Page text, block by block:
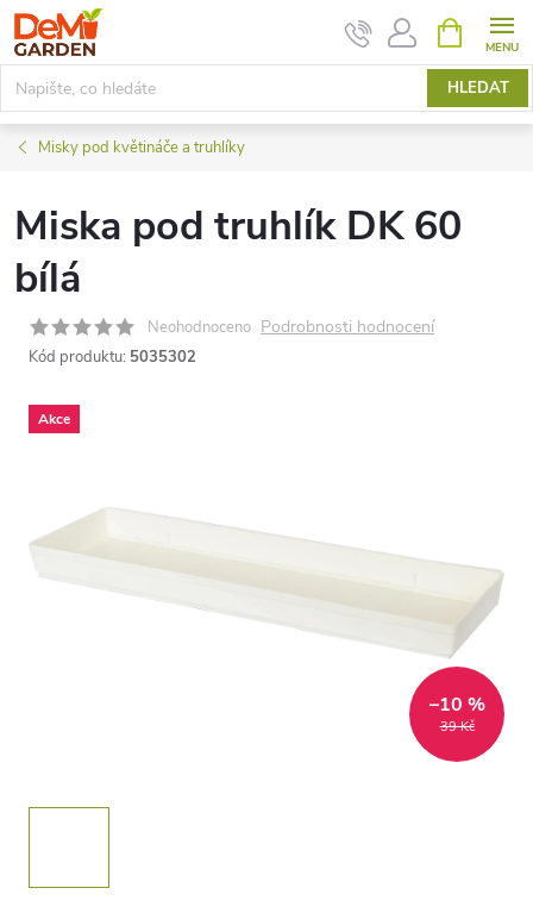
Přejít
na
obsah
HLEDAT
NÁKUPNÍ
KOŠÍK
Misky pod květináče a truhlíky
Miska pod truhlík DK 60
bílá
Neohodnoceno Podrobnosti hodnocení
Kód produktu: 5035302
Akce
39 Kč
–10 %